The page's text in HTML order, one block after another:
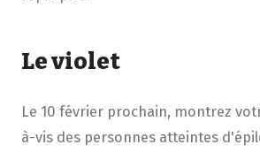
Le violet
Le 10 février prochain, montrez
à-vis des personnes atteintes